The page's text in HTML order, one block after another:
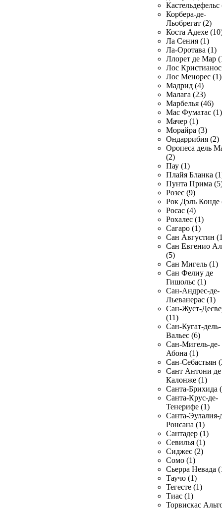
Кастельдефельс
Корбера-де-
Льобрегат (2)
Коста Адехе
Ла Сения (1)
Ла-Оротава (1)
Ллорет де Мар
Лос
Лос Менорес (1)
Мадрид (4)
Малага (23)
Марбелья (46)
Мас Фуматас (1)
Мачер (1)
Морайра (3)
Ондаррибия (2)
Оропеса дель
(2)
Пау (1)
Плайя Бланка
Пунта Прима
Розес (9)
Рок Дэль Конде
Росас (4)
Рохалес (1)
Сагаро (1)
Сан Августин
Сан Евгенио
(5)
Сан Мигель (1)
Сан Фелиу де
Гишольс (1)
Сан-Андрес-де-
Льеванерас (1)
Сан-Жуст-
(11)
Сан-Кугат-дель-
Вальес (6)
Сан-Мигель-де-
Абона (1)
Сан-Себастьян
Сант Антони де
Калонже (1)
Санта-Брихида
Санта-Крус-де-
Тенерифе (1)
Санта-Эулалия-
Ронсана (1)
Сантадер (1)
Севилья (1)
Сиджес (2)
Сомо (1)
Сьерра Невада
Таучо (1)
Тегесте (1)
Тиас (1)
Торвискас